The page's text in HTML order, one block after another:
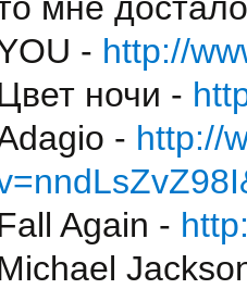
- http://
ночи -
- http://
Again -